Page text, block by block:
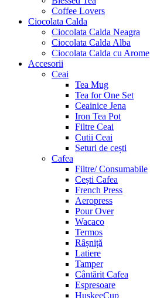
Coffee Lovers
Ciocolata Calda
Ciocolata Calda Neagra
Ciocolata Calda Alba
Ciocolata Calda cu Arome
Accesorii
Ceai
Tea Mug
Tea for One Set
Ceainice Jena
Iron Tea Pot
Filtre Ceai
Cutii Ceai
Seturi de cești
Cafea
Filtre/ Consumabile
Cești Cafea
French Press
Aeropress
Pour Over
Wacaco
Termos
Râșniță
Latiere
Tamper
Cântărit Cafea
Espresoare
HuskeeCup